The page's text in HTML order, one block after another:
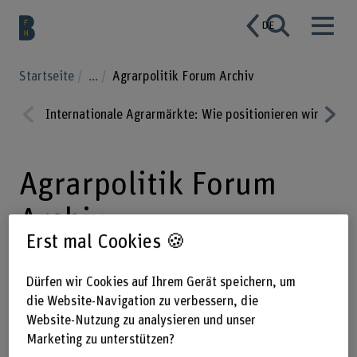
DE
Startseite ... Agrarpolitik Forum Archiv
ious
Internationale Agrarmärkte: Wie positionieren wir uns in
Agrarpolitik Forum
Archiv
Das Schweizer Agrarpolitik Forum
bringt seit Jahren Menschen
zusammen, die Antworten suchen und
Erst mal Cookies 🍪
Dürfen wir Cookies auf Ihrem Gerät speichern, um
die Website-Navigation zu verbessern, die
Website-Nutzung zu analysieren und unser
Marketing zu unterstützen?